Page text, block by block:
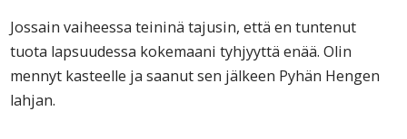
Jossain vaiheessa teininä tajusin, että en tuntenut
tuota lapsuudessa kokemaani tyhjyyttä enää. Olin
mennyt kasteelle ja saanut sen jälkeen Pyhän Hengen
lahjan.